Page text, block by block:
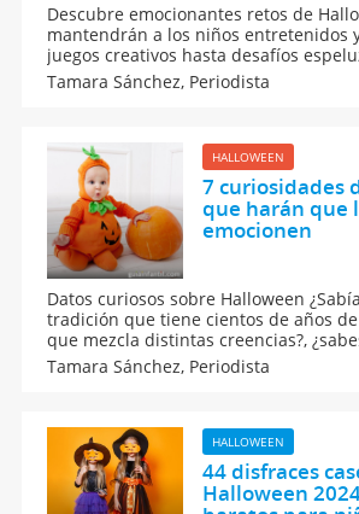
Descubre emocionantes retos de
mantendrán a los niños entretenidos
juegos creativos hasta desafíos
Noche del Terror, estas actividades de
perfectas para fomentar la
Tamara Sánchez, Periodista
HALLOWEEN
7 curiosidades
que harán que
emocionen
Datos curiosos sobre Halloween
tradición que tiene cientos de años
que mezcla distintas creencias?,
típico disfrazarse o por qué el naranja
color de Halloween? Te contamos las
contárselas a tus hijos.
Tamara Sánchez, Periodista
HALLOWEEN
44 disfraces
Halloween